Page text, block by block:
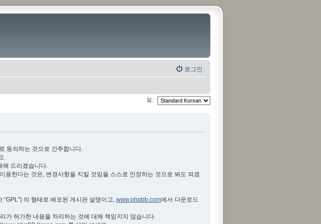
로그인
말:
동의하는 것으로 간주합니다.
.
해 드리겠습니다.
용한다는 것은, 변경사항을 지킬 것임을 스스로 인정하는 것으로 봐도 되겠
“GPL”) 의 형태로 배포된 게시판 설명이고, www.phpbb.com에서 다운로드
가 허가한 내용을 처리하는 것에 대해 책임지지 않습니다.